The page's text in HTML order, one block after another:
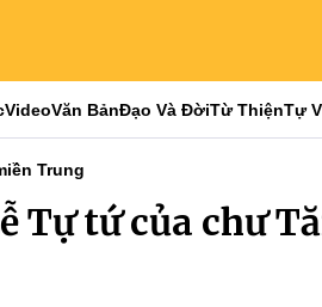
VideoVăn BảnĐạo Và ĐờiTừ ThiệnTự
Trung
Tự tứ của chư